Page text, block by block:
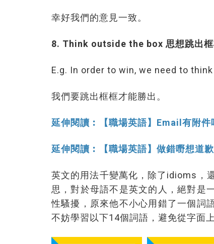
幸好我們的意見一致。
8. Think outside the box 思想跳出
E.g. In order to win, we need to
我們要跳出框框才能勝出。
延伸閱讀︰【職場英語】Email有附件
延伸閱讀︰【職場英語】做錯嘢想道
英文的用法千變萬化，除了idioms，
思，對於母語不是英文的人，絕對是
性騷擾，原來他不小心用錯了一個詞
不妨學習以下14個詞語，避免從字面